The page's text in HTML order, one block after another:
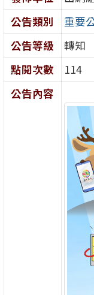
公告類別
重要
公告等級
轉知
點閱次數
114
公告內容